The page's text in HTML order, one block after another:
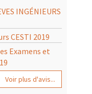
INGÉNIEURS
CESTI 2019
Examens et
Voir plus d'avis...